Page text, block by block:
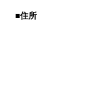
■住所